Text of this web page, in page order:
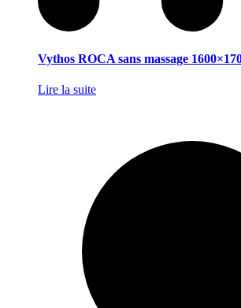
Vythos ROCA sans massage
Lire la suite